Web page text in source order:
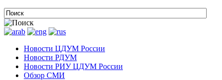
Новости ЦДУМ России
Новости РДУМ
Новости РИУ ЦДУМ России
Обзор СМИ